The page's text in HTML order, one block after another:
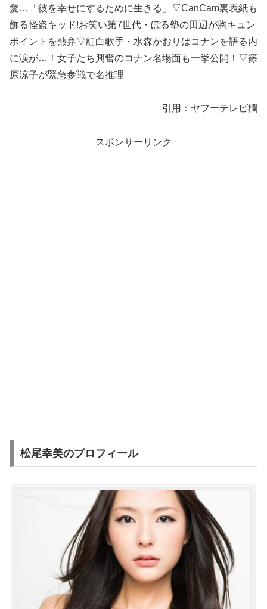
愛…「彼を幸せにするために生きる」▽CanCam裏表紙も
飾る怪盗キッド!お笑い第7世代・ぼる塾の田辺が胸キュン
ポイントを熱弁▽紅白歌手・水森かおりはコナンを語る内
に涙が…！女子たち興奮のコナン名場面も一挙公開！▽篠
原涼子が緊急参戦で名推理
引用：ヤフーテレビ欄
スポンサーリンク
松尾幸美のプロフィール